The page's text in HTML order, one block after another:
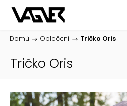
Domů / Oblečení / Tričko Oris
Tričko Oris